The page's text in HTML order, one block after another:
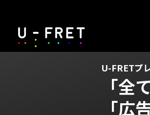
U-FRETプ
「全
「広